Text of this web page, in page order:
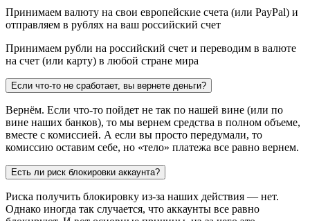
Принимаем валюту на свои европейские счета (или PayPal) и
отправляем в рублях на ваш российский счет
Принимаем рубли на российский счет и переводим в валюте
на счет (или карту) в любой стране мира
Если что-то не сработает, вы вернете деньги?
Вернём. Если что-то пойдет не так по нашей вине (или по
вине наших банков), то мы вернем средства в полном объеме,
вместе с комиссией. А если вы просто передумали, то
комиссию оставим себе, но «тело» платежа все равно вернем.
Есть ли риск блокировки аккаунта?
Риска получить блокировку из-за наших действия — нет.
Однако иногда так случается, что аккаунты все равно